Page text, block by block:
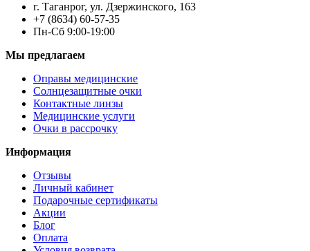
г. Таганрог, ул. Дзержинского, 163
+7 (8634) 60-57-35
Пн-Сб 9:00-19:00
Мы предлагаем
Оправы медицинские
Солнцезащитные очки
Контактные линзы
Медицинские услуги
Очки в рассрочку
Информация
Отзывы
Личный кабинет
Подарочные сертификаты
Акции
Блог
Оплата